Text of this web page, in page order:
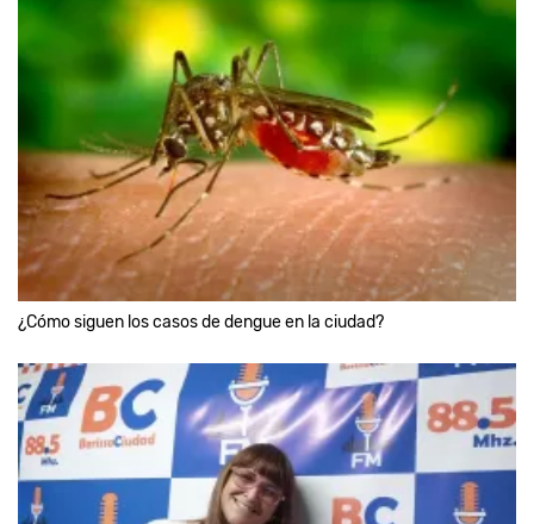
¿Cómo siguen los casos de dengue en la ciudad?